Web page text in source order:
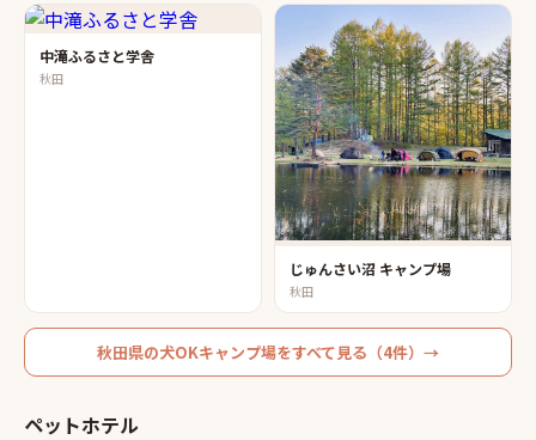
中滝ふるさと学舎
秋田
じゅんさい沼 キャンプ場
秋田
秋田県の犬OKキャンプ場をすべて見る（4件）→
ペットホテル